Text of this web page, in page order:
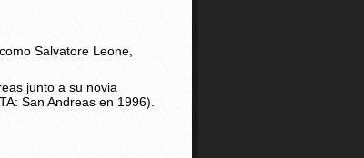
Salvatore Leone,
junto a su novia
San Andreas en 1996).